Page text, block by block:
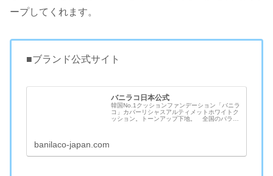
ープしてくれます。
■ブランド公式サイト
バニラコ日本公式
韓国No.1クッションファンデーション「バニラ
コ」カバーリシャスアルティメットホワイトク
ッション。トーンアップ下地。 全国のバラエ
banilaco-japan.com